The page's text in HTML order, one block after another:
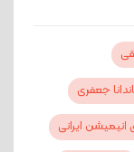
جعفری
انیمیشن ایرانی